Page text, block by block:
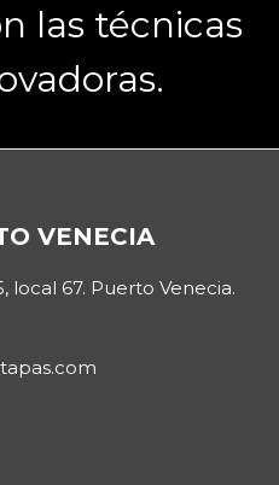
las técnicas
VENECIA
local 67. Puerto Venecia.